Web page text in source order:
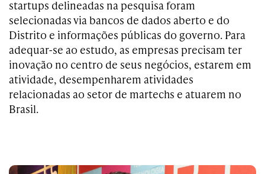
startups delineadas na pesquisa foram
selecionadas via bancos de dados aberto e do
Distrito e informações públicas do governo. Para
adequar-se ao estudo, as empresas precisam ter
inovação no centro de seus negócios, estarem em
atividade, desempenharem atividades
relacionadas ao setor de martechs e atuarem no
Brasil.